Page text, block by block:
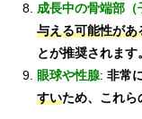
成長中の骨端部（
与える可能性があ
とが推奨されます。
眼球や性腺: 非常
すいため、これら